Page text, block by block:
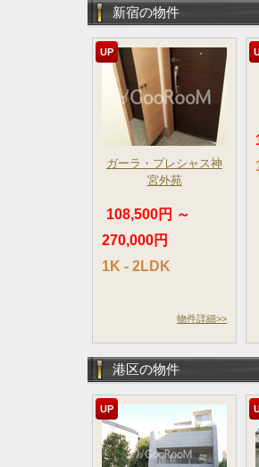
新宿の物件
UP
ガーラ・プレシャス神
宮外苑
108,500円 ～
270,000円
1K - 2LDK
物件詳細>>
港区の物件
UP